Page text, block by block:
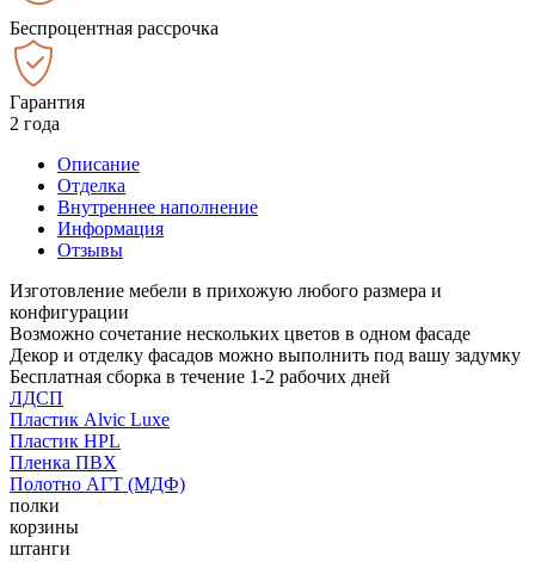
Беспроцентная рассрочка
Гарантия
2 года
Описание
Отделка
Внутреннее наполнение
Информация
Отзывы
Изготовление мебели в прихожую любого размера и
конфигурации
Возможно сочетание нескольких цветов в одном фасаде
Декор и отделку фасадов можно выполнить под вашу задумку
Бесплатная сборка в течение 1-2 рабочих дней
ЛДСП
Пластик Alvic Luxe
Пластик HPL
Пленка ПВХ
Полотно АГТ (МДФ)
полки
корзины
штанги